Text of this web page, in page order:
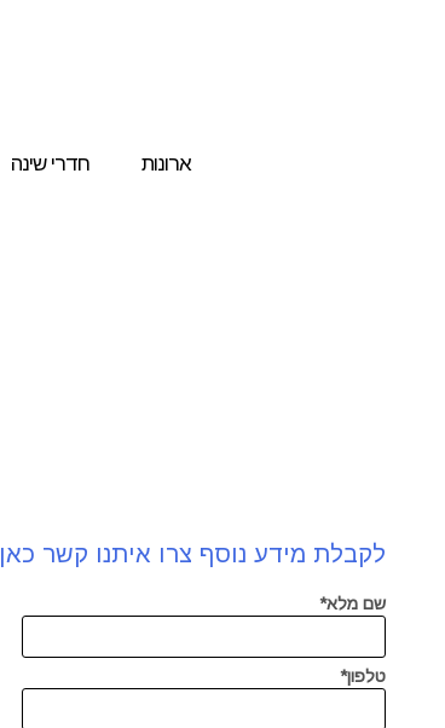
ארונות חדרי שינה
לקבלת מידע נוסף צרו איתנו קשר כאן
שם מלא*
טלפון*